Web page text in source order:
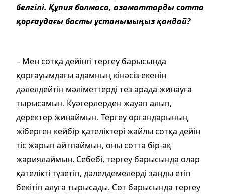
белгілі. Құпия болмаса, азаматтарды сотта
қорғаудағы басты ұстанымыңыз қандай?
– Мен сотқа дейінгі тергеу барысында
қорғауымдағы адамның кінәсіз екенін
дәлелдейтін мәліметтерді тез арада жинауға
тырысамын. Куәгерлерден жауап алып,
деректер жинаймын. Тергеу органдарының
жіберген кейбір қателіктері жайлы сотқа дейін
тіс жарып айтпаймын, оны сотта бір-ақ
жариялаймын. Себебі, тергеу барысында олар
қателікті түзетіп, дәлелдемелерді заңды етіп
бекітіп алуға тырысады. Сот барысында тергеу